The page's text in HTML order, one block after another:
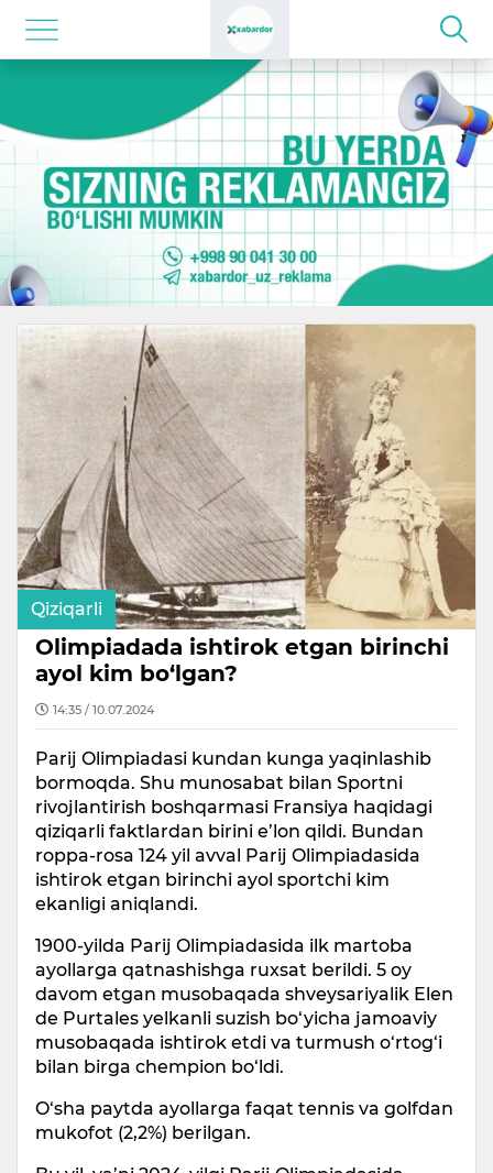
Qiziqarli
Olimpiadada ishtirok etgan birinchi
ayol kim bo‘lgan?
14:35 / 10.07.2024
Parij Olimpiadasi kundan kunga yaqinlashib
bormoqda. Shu munosabat bilan Sportni
rivojlantirish boshqarmasi Fransiya haqidagi
qiziqarli faktlardan birini e’lon qildi. Bundan
roppa-rosa 124 yil avval Parij Olimpiadasida
ishtirok etgan birinchi ayol sportchi kim
ekanligi aniqlandi.
1900-yilda Parij Olimpiadasida ilk martoba
ayollarga qatnashishga ruxsat berildi. 5 oy
davom etgan musobaqada shveysariyalik Elen
de Purtales yelkanli suzish bo‘yicha jamoaviy
musobaqada ishtirok etdi va turmush o‘rtog‘i
bilan birga chempion bo‘ldi.
O‘sha paytda ayollarga faqat tennis va golfdan
mukofot (2,2%) berilgan.